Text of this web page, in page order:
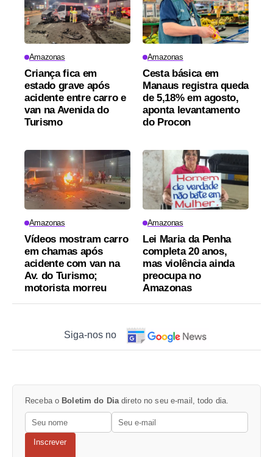
Amazonas
Criança fica em
estado grave após
acidente entre carro e
van na Avenida do
Turismo
Amazonas
Cesta básica em
Manaus registra queda
de 5,18% em agosto,
aponta levantamento
do Procon
Amazonas
Vídeos mostram carro
em chamas após
acidente com van na
Av. do Turismo;
motorista morreu
Amazonas
Lei Maria da Penha
completa 20 anos,
mas violência ainda
preocupa no
Amazonas
Siga-nos no
Receba o Boletim do Dia direto no seu e-mail, todo dia.
Inscrever